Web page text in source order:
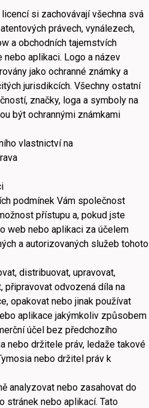
si zachovávají všechna svá
právech, vynálezech,
a obchodních tajemstvích
aplikaci. Logo a název
jako ochranné známky a
jurisdikcích. Všechny ostatní
značky, loga a symboly na
být ochrannými známkami
vlastnictví na
podmínek Vám společnost
přístupu a, pokud jste
web nebo aplikaci za účelem
a autorizovaných služeb tohoto
distribuovat, upravovat,
připravovat odvozená díla na
opakovat nebo jinak používat
aplikace jakýmkoliv způsobem
účel bez předchozího
nebo držitele práv, ledaže takové
nebo držitel práv k
analyzovat nebo zasahovat do
stránek nebo aplikací. Tato